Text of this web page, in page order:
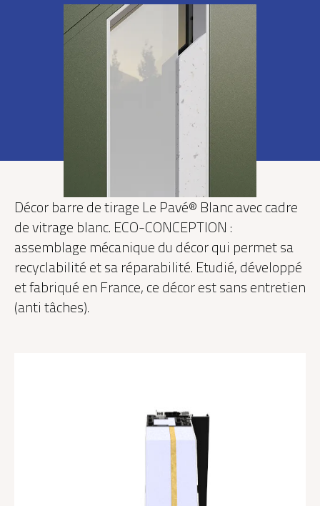
Décor barre de tirage Le Pavé® Blanc avec cadre
de vitrage blanc. ECO-CONCEPTION :
assemblage mécanique du décor qui permet sa
recyclabilité et sa réparabilité. Etudié, développé
et fabriqué en France, ce décor est sans entretien
(anti tâches).